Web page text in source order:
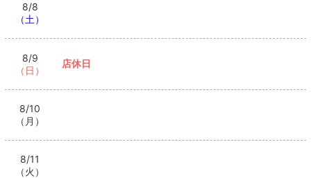
8/8
（土）
8/9
（日）
店休日
8/10
（月）
8/11
（火）